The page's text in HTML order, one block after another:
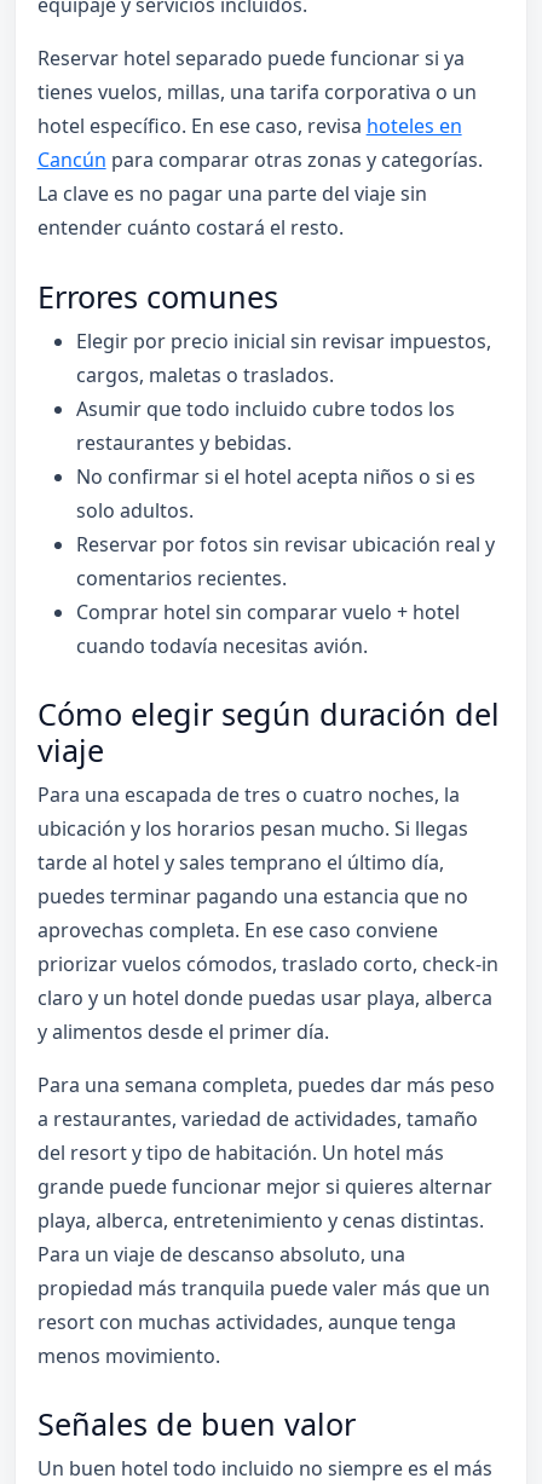
equipaje y servicios incluidos.
Reservar hotel separado puede funcionar si ya
tienes vuelos, millas, una tarifa corporativa o un
hotel específico. En ese caso, revisa hoteles en
Cancún para comparar otras zonas y categorías.
La clave es no pagar una parte del viaje sin
entender cuánto costará el resto.
Errores comunes
Elegir por precio inicial sin revisar impuestos,
cargos, maletas o traslados.
Asumir que todo incluido cubre todos los
restaurantes y bebidas.
No confirmar si el hotel acepta niños o si es
solo adultos.
Reservar por fotos sin revisar ubicación real y
comentarios recientes.
Comprar hotel sin comparar vuelo + hotel
cuando todavía necesitas avión.
Cómo elegir según duración del
viaje
Para una escapada de tres o cuatro noches, la
ubicación y los horarios pesan mucho. Si llegas
tarde al hotel y sales temprano el último día,
puedes terminar pagando una estancia que no
aprovechas completa. En ese caso conviene
priorizar vuelos cómodos, traslado corto, check-in
claro y un hotel donde puedas usar playa, alberca
y alimentos desde el primer día.
Para una semana completa, puedes dar más peso
a restaurantes, variedad de actividades, tamaño
del resort y tipo de habitación. Un hotel más
grande puede funcionar mejor si quieres alternar
playa, alberca, entretenimiento y cenas distintas.
Para un viaje de descanso absoluto, una
propiedad más tranquila puede valer más que un
resort con muchas actividades, aunque tenga
menos movimiento.
Señales de buen valor
Un buen hotel todo incluido no siempre es el más